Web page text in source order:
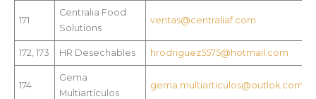
171
Centralia Food
Solutions
ventas@centraliaf.com
172, 173 HR Desechables hrodriguez5575@hotmail.com
174
Gema
Multiartículos
gema.multiarticulos@outlok.com